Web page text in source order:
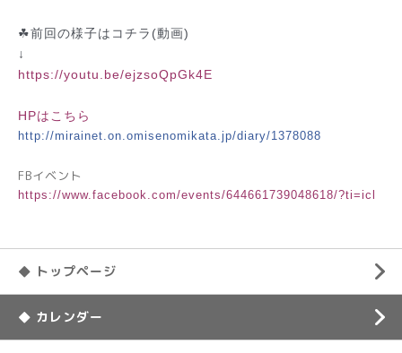
☘前回の様子はコチラ(動画)
↓
https://youtu.be/ejzsoQpGk4E
HPはこちら
http://mirainet.on.omisenomikata.jp/diary/1378088
FBイベント
https://www.facebook.com/events/644661739048618/?ti=icl
◆ トップページ
◆ カレンダー